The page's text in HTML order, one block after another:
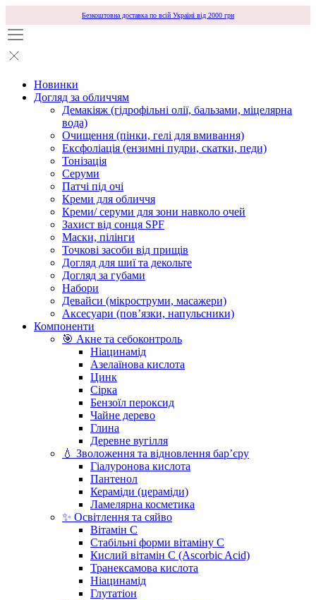
Безкоштовна доставка по всій Україні від 2000 грн
Новинки
Догляд за обличчям
Демакіяж (гідрофільні олії, бальзами, міцелярна
вода)
Очищення (пінки, гелі для вмивання)
Ексфоліація (ензимні пудри, скатки, педи)
Тонізація
Серуми
Патчі під очі
Креми для обличчя
Креми/ серуми для зони навколо очей
Захист від сонця SPF
Маски, пілінги
Точкові засоби від прищів
Догляд для шиї та декольте
Догляд за губами
Набори
Девайси (мікроструми, масажери)
Аксесуари (повʼязки, напульсники)
Компоненти
🎯 Акне та себоконтроль
Ніацинамід
Азелаїнова кислота
Цинк
Сірка
Бензоїл пероксид
Чайне дерево
Глина
Деревне вугілля
💧 Зволоження та відновлення бар’єру
Гіалуронова кислота
Пантенол
Кераміди (цераміди)
Ламелярна косметика
✨ Освітлення та сяйво
Вітамін С
Стабільні форми вітаміну С
Кислий вітамін С (Ascorbic Acid)
Транексамова кислота
Ніацинамід
Глутатіон